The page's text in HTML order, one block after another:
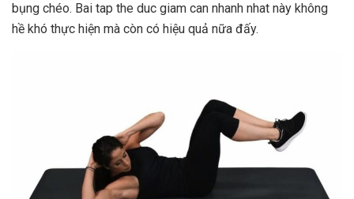
bụng chéo. Bai tap the duc giam can nhanh nhat này không
hề khó thực hiện mà còn có hiệu quả nữa đấy.